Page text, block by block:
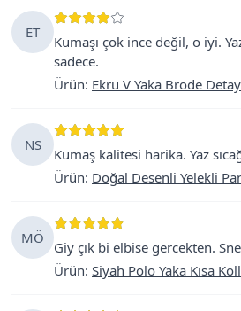
ET
Kumaşı çok ince değil, o iyi.
sadece.
Ürün: Ekru V Yaka Brode
NS
Kumaş kalitesi harika. Yaz
Ürün: Doğal Desenli Yelekli
MÖ
Giy çık bi elbise gercekten.
Ürün: Siyah Polo Yaka Kısa